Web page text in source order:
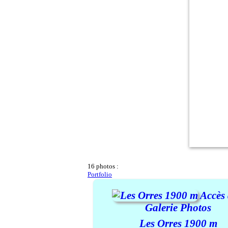
16 photos :
Portfolio
Galerie Photos
Les Orres 1900 m